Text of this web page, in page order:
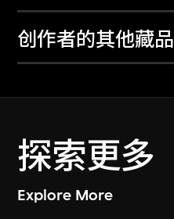
创作者的其他藏品
探索更多
Explore More